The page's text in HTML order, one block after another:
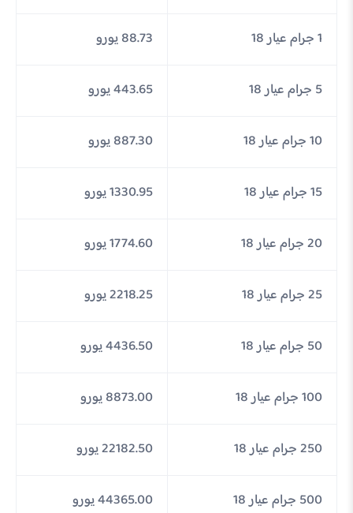
1 جرام عيار 18 88.73 يورو
5 جرام عيار 18 443.65 يورو
10 جرام عيار 18 887.30 يورو
15 جرام عيار 18 1330.95 يورو
20 جرام عيار 18 1774.60 يورو
25 جرام عيار 18 2218.25 يورو
50 جرام عيار 18 4436.50 يورو
100 جرام عيار 18 8873.00 يورو
250 جرام عيار 18 22182.50 يورو
500 جرام عيار 18 44365.00 يورو